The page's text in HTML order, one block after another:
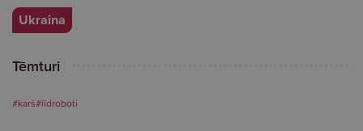
Ukraina
Tēmturi
#karš#lidroboti